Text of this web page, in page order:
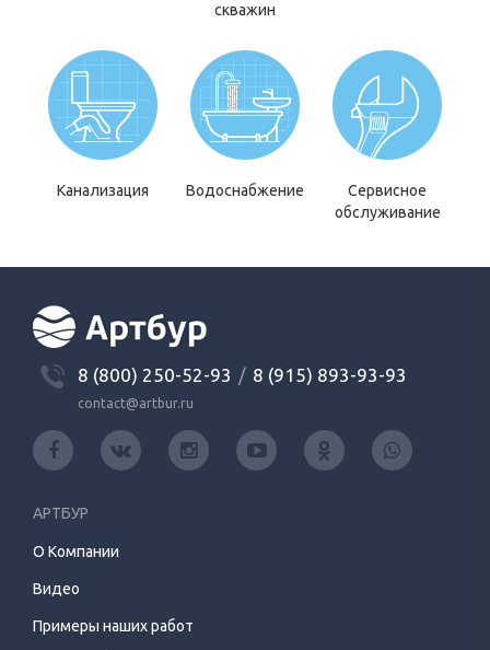
скважин
Канализация Водоснабжение
Сервисное
обслуживание
8 (800) 250-52-93 / 8 (915) 893-93-93
contact@artbur.ru
АРТБУР
О Компании
Видео
Примеры наших работ